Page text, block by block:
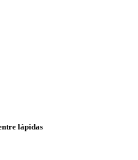
lápidas